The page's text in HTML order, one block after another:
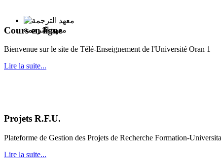
معهد الترجمة
Cours en ligne
Bienvenue sur le site de Télé-Enseignement de l'Université Oran 1
Lire la suite...
Projets R.F.U.
Plateforme de Gestion des Projets de Recherche Formation-
Lire la suite...